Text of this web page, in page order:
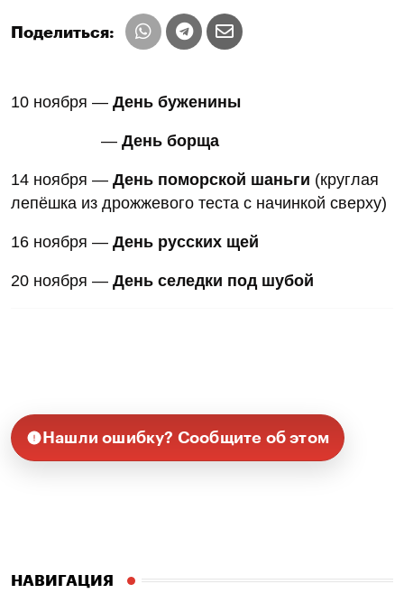
Поделиться:
10 ноября — День буженины
— День борща
14 ноября — День поморской шаньги (круглая
лепёшка из дрожжевого теста с начинкой сверху)
16 ноября — День русских щей
20 ноября — День селедки под шубой
Нашли ошибку? Сообщите об этом
НАВИГАЦИЯ